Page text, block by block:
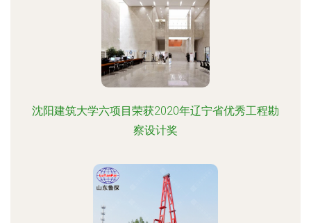
沈阳建筑大学六项目荣获2020年辽宁省优秀工程勘
察设计奖